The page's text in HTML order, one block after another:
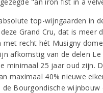
top-wijngaarden in
Grand Cru, dat is meer
recht hét Musigny
afkomstig van de delen
minimaal 25 jaar oud zijn.
maximaal 40% nieuwe
Bourgondische wijnbouw